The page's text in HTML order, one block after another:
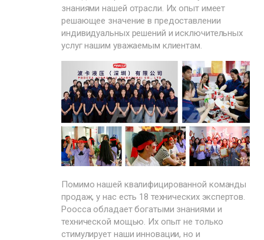
знаниями нашей отрасли. Их опыт имеет
решающее значение в предоставлении
индивидуальных решений и исключительных
услуг нашим уважаемым клиентам.
Помимо нашей квалифицированной команды
продаж, у нас есть 18 технических экспертов.
Poocca обладает богатыми знаниями и
технической мощью. Их опыт не только
стимулирует наши инновации, но и